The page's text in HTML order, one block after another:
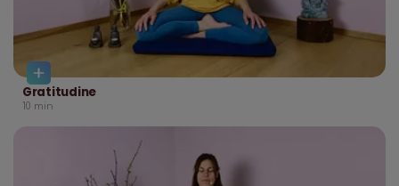
Gratitudine
10 min